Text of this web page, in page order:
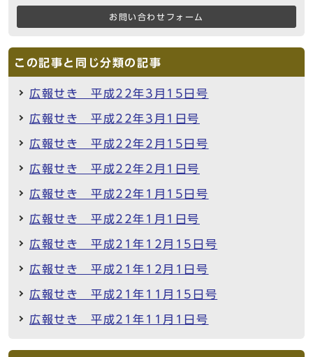
お問い合わせフォーム
この記事と同じ分類の記事
広報せき 平成22年3月15日号
広報せき 平成22年3月1日号
広報せき 平成22年2月15日号
広報せき 平成22年2月1日号
広報せき 平成22年1月15日号
広報せき 平成22年1月1日号
広報せき 平成21年12月15日号
広報せき 平成21年12月1日号
広報せき 平成21年11月15日号
広報せき 平成21年11月1日号